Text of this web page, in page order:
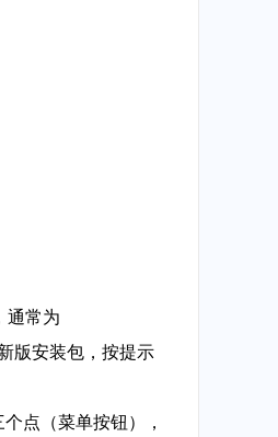
通常为
版安装包，按提示
点（菜单按钮），